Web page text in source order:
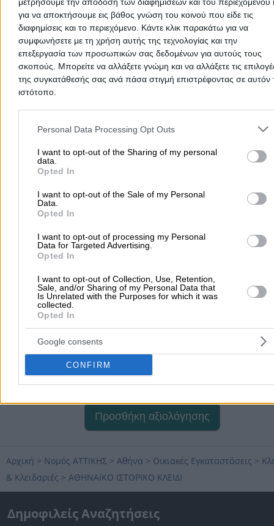
για να αποκτήσουμε εις βάθος γνώση του κοινού που είδε τις
διαφημίσεις και το περιεχόμενο. Κάντε κλικ παρακάτω για να
συμφωνήσετε με τη χρήση αυτής της τεχνολογίας και την
επεξεργασία των προσωπικών σας δεδομένων για αυτούς τους
σκοπούς. Μπορείτε να αλλάξετε γνώμη και να αλλάξετε τις
της συγκατάθεσής σας ανά πάσα στιγμή επιστρέφοντας σε αυτόν
ιστότοπο.
Please note that this website/app uses one or more Google
and may gather and store information including but not limited to
to Google and its third-party tags to use your data for below
purposes in below Google consent section.
Personal Data Processing Opt Outs
I want to opt-out of the Sharing of my personal
data.
Opted In
I want to opt-out of the Sale of my Personal
Data.
Opted In
I want to opt-out of processing my Personal
Data for Targeted Advertising.
Opted In
I want to opt-out of Collection, Use, Retention,
Sale, and/or Sharing of my Personal Data that
Is Unrelated with the Purposes for which it was
collected.
Opted In
Google consents
CONFIRM
Περιοχές που Εξυπηρετεί
Αττική
Προσθήκη Αξιολόγησης
Δεν υπάρχουν ακόμα αξιολογήσεις
Αυτός ο επαγγελματίας δεν έχει λάβει ακόμα καμία
αξιολόγηση. Γίνετε ο πρώτος που θα μοιραστεί την
επιλογή!
Προσθήκη αξιολόγησης
Αρχική > Νομός ΑΤΤΙΚΗΣ > Αθήνα > Οικιακές Εγκαταστάσεις >
& Κλειδαριές > ΑΘΗΝΑΪΚΟ ΙΣΤΟΡΙΚΟ ΚΛΕΙΔΙ
Δημοφιλείς Αναζητήσεις